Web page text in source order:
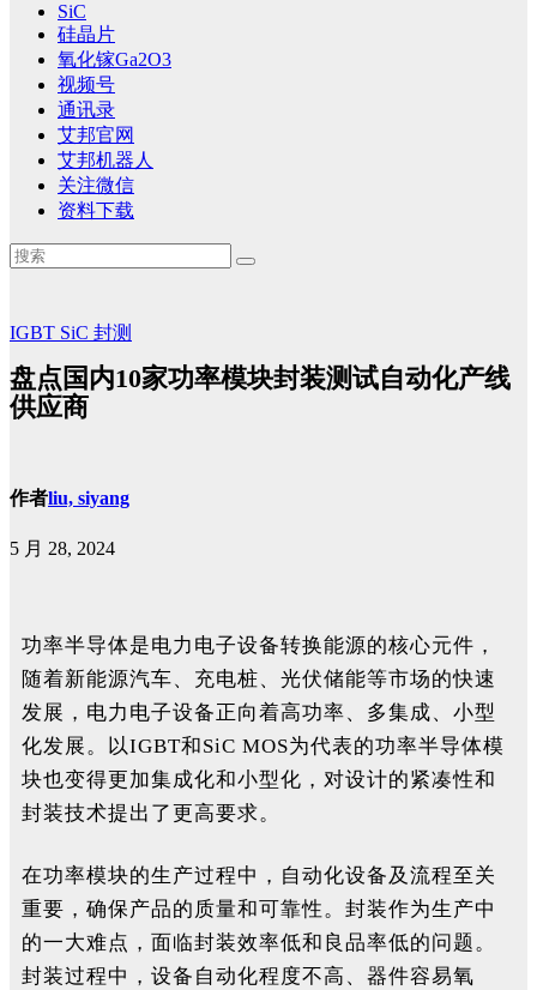
SiC
硅晶片
氧化镓Ga2O3
视频号
通讯录
艾邦官网
艾邦机器人
关注微信
资料下载
IGBT SiC 封测
盘点国内10家功率模块封装测试自动化产线
供应商
作者liu, siyang
5 月 28, 2024
功率半导体是电力电子设备转换能源的核心元件，
随着新能源汽车、充电桩、光伏储能等市场的快速
发展，电力电子设备正向着高功率、多集成、小型
化发展。以IGBT和SiC MOS为代表的功率半导体模
块也变得更加集成化和小型化，对设计的紧凑性和
封装技术提出了更高要求。
在功率模块的生产过程中，自动化设备及流程至关
重要，确保产品的质量和可靠性。封装作为生产中
的一大难点，面临封装效率低和良品率低的问题。
封装过程中，设备自动化程度不高、器件容易氧